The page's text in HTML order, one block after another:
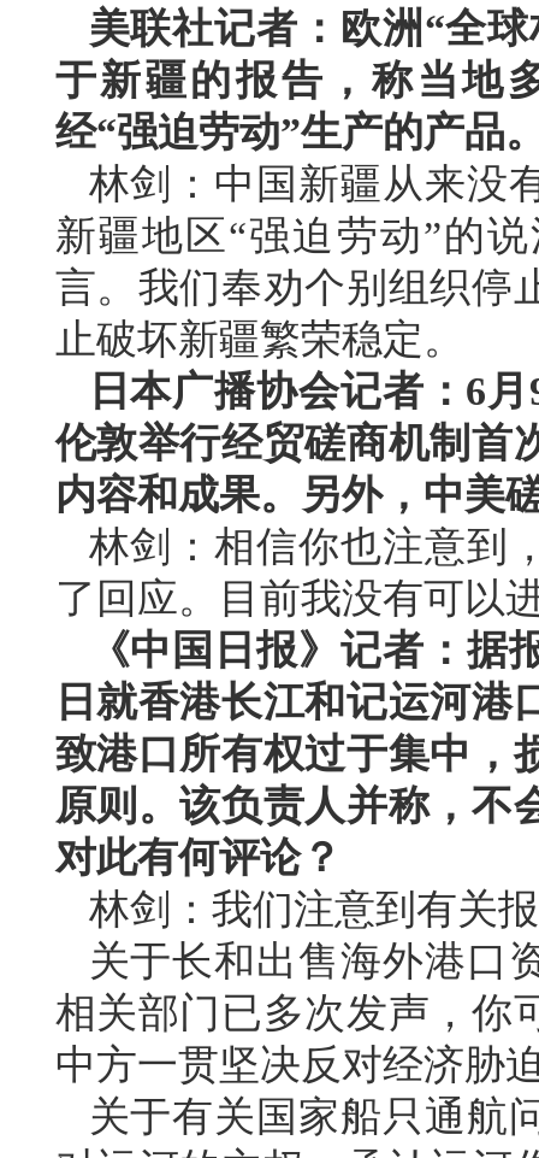
美联社记者：欧洲“全
于新疆的报告，称当地
经“强迫劳动”生产的产品
林剑：中国新疆从来没
新疆地区“强迫劳动”的
言。我们奉劝个别组织停
止破坏新疆繁荣稳定。
日本广播协会记者：6
伦敦举行经贸磋商机制首
内容和成果。另外，中美
林剑：相信你也注意到
了回应。目前我没有可以
《中国日报》记者：据
日就香港长江和记运河港
致港口所有权过于集中，
原则。该负责人并称，不
对此有何评论？
林剑：我们注意到有关
关于长和出售海外港口
相关部门已多次发声，你
中方一贯坚决反对经济胁
关于有关国家船只通航